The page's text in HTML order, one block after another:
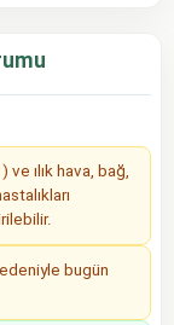
ılık hava, bağ,
bugün